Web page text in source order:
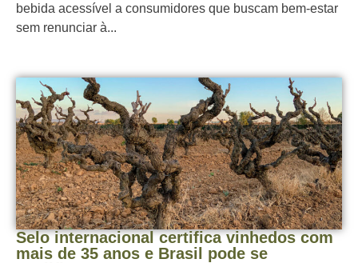
bebida acessível a consumidores que buscam bem-estar
sem renunciar à...
Selo internacional certifica vinhedos com
mais de 35 anos e Brasil pode se